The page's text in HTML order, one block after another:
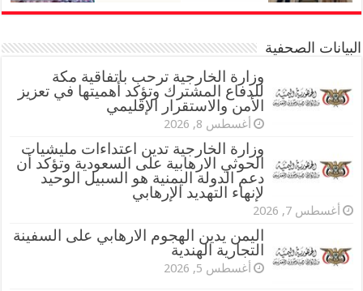
البيانات الصحفية
وزارة الخارجية ترحب باتفاقية مكة
للدفاع المشترك وتؤكد أهميتها في تعزيز
الأمن والاستقرار الإقليمي
أغسطس 8, 2026
وزارة الخارجية تدين اعتداءات مليشيات
الحوثي الارهابية على السعودية وتؤكد أن
دعم الدولة اليمنية هو السبيل الوحيد
لإنهاء التهديد الإرهابي
أغسطس 7, 2026
اليمن يدين الهجوم الارهابي على السفينة
التجارية الهندية
أغسطس 5, 2026